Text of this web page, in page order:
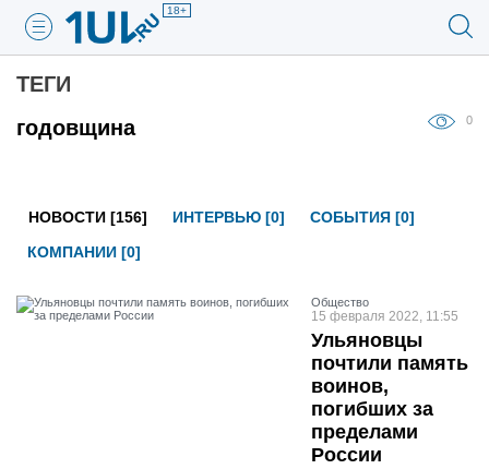
18+
ТЕГИ
годовщина
0
НОВОСТИ [156] ИНТЕРВЬЮ [0]
СОБЫТИЯ [0]
КОМПАНИИ [0]
Общество
15 февраля 2022, 11:55
Ульяновцы
почтили память
воинов,
погибших за
пределами
России